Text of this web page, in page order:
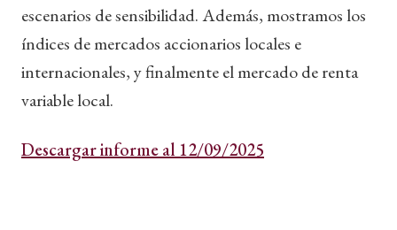
escenarios de sensibilidad. Además, mostramos los
índices de mercados accionarios locales e
internacionales, y finalmente el mercado de renta
variable local.
Descargar informe al 12/09/2025